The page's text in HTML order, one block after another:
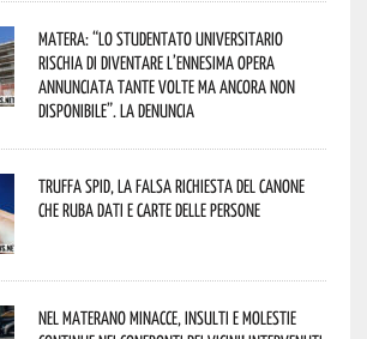
Matera: “Lo studentato universitario
rischia di diventare l’ennesima opera
annunciata tante volte ma ancora non
disponibile”. La denuncia
Truffa Spid, la falsa richiesta del canone
che ruba dati e carte delle persone
Nel materano minacce, insulti e molestie